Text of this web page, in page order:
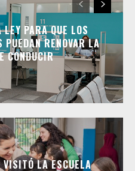
PARA QUE LOS
PUEDAN RENOVAR LA
CONDUCIR
LA ESCUELA